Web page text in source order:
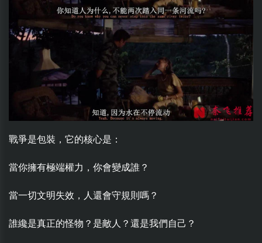
戰爭是包裝，它的核心是：
當你擁有極端權力，你會變成誰？
當一切文明失效，人還會守規則嗎？
誰纔是真正的怪物？是敵人？還是我們自己？